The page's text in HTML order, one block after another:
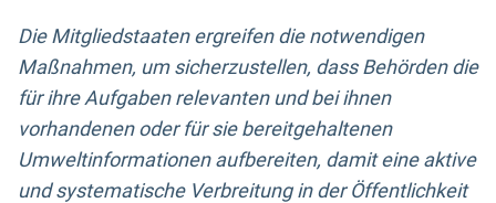
Die Mitgliedstaaten ergreifen die notwendigen
Maßnahmen, um sicherzustellen, dass Behörden die
für ihre Aufgaben relevanten und bei ihnen
vorhandenen oder für sie bereitgehaltenen
Umweltinformationen aufbereiten, damit eine aktive
und systematische Verbreitung in der Öffentlichkeit